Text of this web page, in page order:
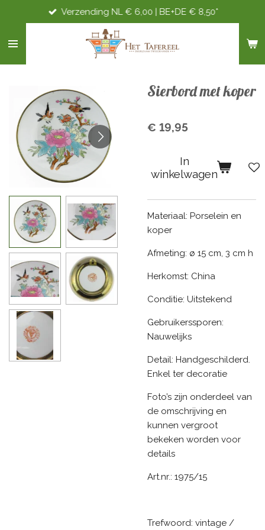
direct
naar
Verzending NL € 6,00 | BE+DE € 8,50*
Sierbord met koper
€ 19,95
In
winkelwagen
Materiaal: Porselein en
koper
Afmeting: ø 15 cm, 3 cm h
Herkomst: China
Conditie: Uitstekend
Gebruikerssporen:
Nauwelijks
Detail: Handgeschilderd.
Enkel ter decoratie
Foto’s zijn onderdeel van
de omschrijving en
kunnen vergroot
bekeken worden voor
details
Art.nr.: 1975/15
Trefwoord: vintage /